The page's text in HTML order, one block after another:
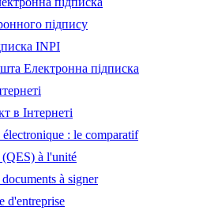
підпису
INPI
Електронна підписка
в Інтернеті
électronique : le comparatif
à l'unité
à signer
d'entreprise